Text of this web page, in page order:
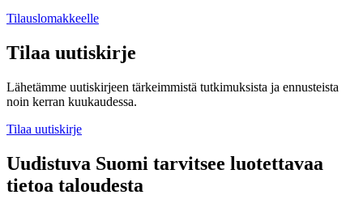
Tilauslomakkeelle
Tilaa uutiskirje
Lähetämme uutiskirjeen tärkeimmistä tutkimuksista ja ennusteista
noin kerran kuukaudessa.
Tilaa uutiskirje
Uudistuva Suomi tarvitsee luotettavaa
tietoa taloudesta